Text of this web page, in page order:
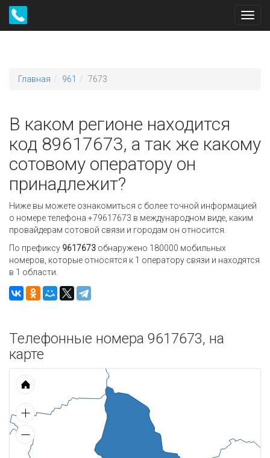
Главная 961 7673
В каком регионе находится
код 89617673, а так же какому
сотовому оператору он
принадлежит?
Ниже вы можете ознакомиться с более точной информацией
о номере телефона +79617673 в международном виде, каким
провайдерам сотовой связи и городам он относится.
По префиксу 9617673 обнаружено 180000 мобильных
номеров, которые относятся к 1 оператору связи и находятся
в 1 области.
Телефонные номера 9617673, на
карте